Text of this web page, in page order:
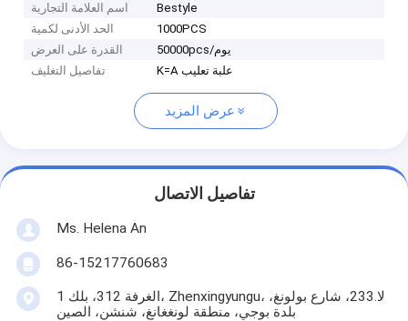
اسم العلامة التجارية
Bestyle
الحد الأدنى لكمية
1000PCS
القدرة على العرض
50000pcs/يوم
تفاصيل التغليف
K=A علبة تعليب
عرض المزيد
تفاصيل الاتصال
Ms. Helena An
86-15217760683
الغرفة 312، بلك 1، Zhenxingyungu، لا.233، شارع بولونغ،
بلدة بوجي، منطقة لونغغانغ، شنشن، الصين